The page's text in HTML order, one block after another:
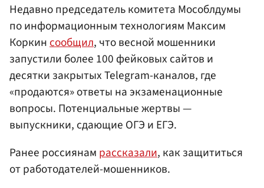
Недавно председатель комитета Мособлдумы
по информационным технологиям Максим
Коркинсообщил, что весной мошенники
запустили более 100 фейковых сайтов и
десятки закрытых Telegram-каналов, где
«продаются» ответы на экзаменационные
вопросы. Потенциальные жертвы —
выпускники, сдающие ОГЭ и ЕГЭ.
Ранее россиянам рассказали, как защититься
от работодателей-мошенников.